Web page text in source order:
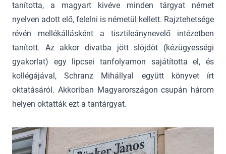
tanította, a magyart kivéve minden tárgyat német
nyelven adott elő, felelni is németül kellett. Rajztehetsége
révén mellékállásként a tisztileánynevelő intézetben
tanított. Az akkor divatba jött slöjdöt (kézügyességi
gyakorlat) egy lipcsei tanfolyamon sajátította el, és
kollégájával, Schranz Mihállyal együtt könyvet írt
oktatásáról. Akkoriban Magyarországon csupán három
helyen oktatták ezt a tantárgyat.